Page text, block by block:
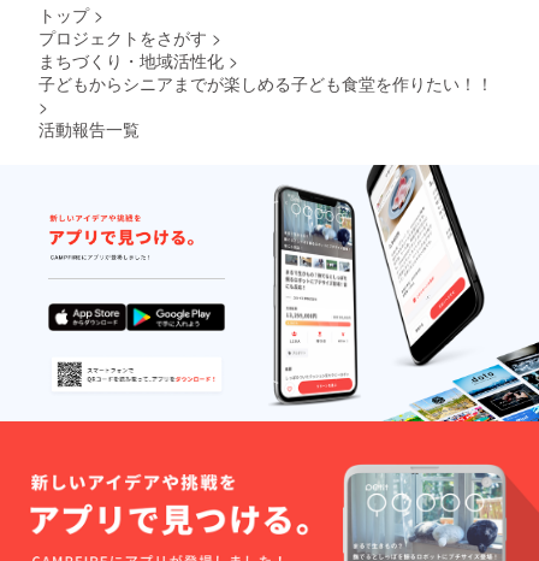
トップ >
プロジェクトをさがす >
まちづくり・地域活性化 >
子どもからシニアまでが楽しめる子ども食堂を作りたい！！
>
活動報告一覧